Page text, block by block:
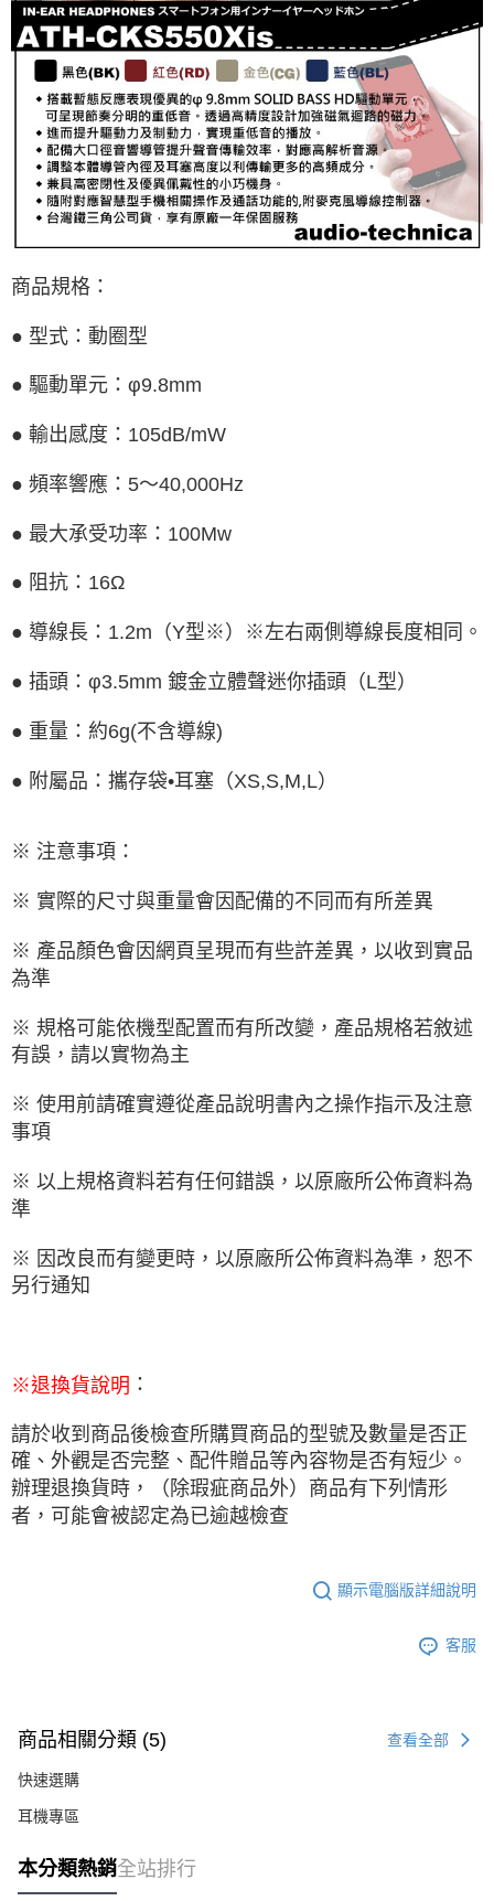
商品規格：
● 型式：動圈型
● 驅動單元：φ9.8mm
● 輸出感度： 105dB/mW
● 頻率響應： 5～40,000Hz
● 最大承受功率： 100Mw
● 阻抗： 16Ω
● 導線長： 1.2m （Y型※）※左右兩側導線長度相同。
● 插頭：φ3.5mm 鍍金立體聲迷你插頭（L型）
● 重量：約6g(不含導線)
● 附屬品：攜存袋•耳塞（XS,S,M,L）
※ 注意事項：
※ 實際的尺寸與重量會因配備的不同而有所差異
※ 產品顏色會因網頁呈現而有些許差異，以收到實品
為準
※ 規格可能依機型配置而有所改變，產品規格若敘述
有誤，請以實物為主
※ 使用前請確實遵從產品說明書內之操作指示及注意
事項
※ 以上規格資料若有任何錯誤，以原廠所公佈資料為
準
※ 因改良而有變更時，以原廠所公佈資料為準，恕不
另行通知
※退換貨說明 ：
請於收到商品後檢查所購買商品的型號及數量是否正
確、外觀是否完整、配件贈品等內容物是否有短少。
辦理退換貨時，（除瑕疵商品外）商品有下列情形
者，可能會被認定為已逾越檢查
顯示電腦版詳細說明
客服
商品相關分類 (5) 查看全部
快速選購
耳機專區
本分類熱銷全站排行